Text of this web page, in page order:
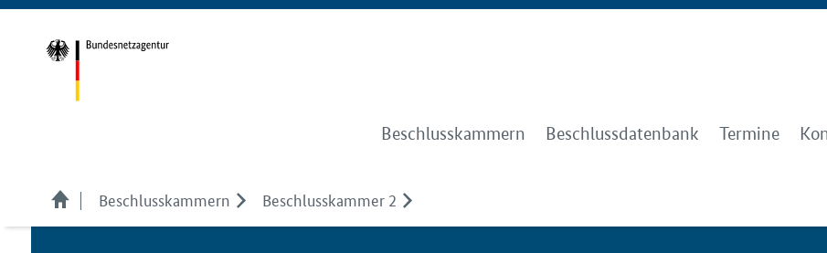
Beschlusskammern Beschlussdatenbank Termine
Beschlusskammern Beschlusskammer 2